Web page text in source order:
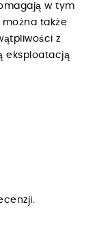
w tym
także
z
eksploatacją